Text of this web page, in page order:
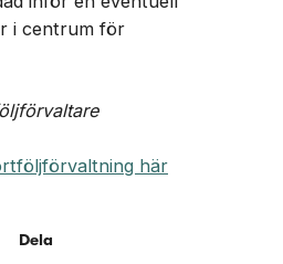
i centrum för
här
Dela